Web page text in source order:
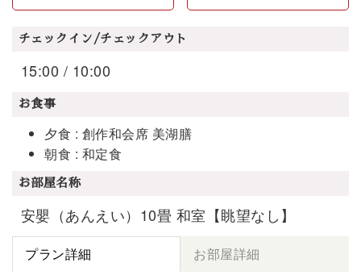
チェックイン/チェックアウト
15:00 / 10:00
お食事
夕食 : 創作和会席 美湖膳
朝食 : 和定食
お部屋名称
安嬰（あんえい）10畳 和室【眺望なし】
プラン詳細 お部屋詳細